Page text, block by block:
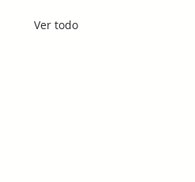
Ver todo